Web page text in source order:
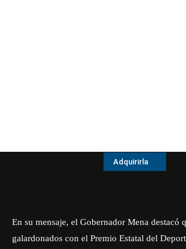
Adquirirla
En su mensaje, el Gobernador Mena destacó
galardonados con el Premio Estatal del